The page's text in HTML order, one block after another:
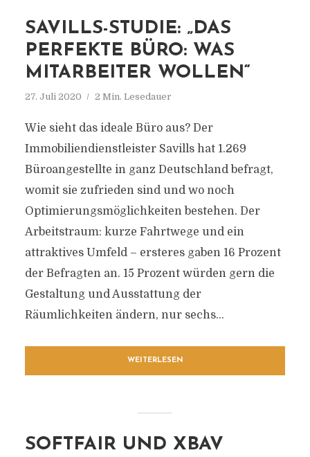
SAVILLS-STUDIE: „DAS
PERFEKTE BÜRO: WAS
MITARBEITER WOLLEN“
27. Juli 2020 2 Min. Lesedauer
Wie sieht das ideale Büro aus? Der
Immobiliendienstleister Savills hat 1.269
Büroangestellte in ganz Deutschland befragt,
womit sie zufrieden sind und wo noch
Optimierungsmöglichkeiten bestehen. Der
Arbeitstraum: kurze Fahrtwege und ein
attraktives Umfeld – ersteres gaben 16 Prozent
der Befragten an. 15 Prozent würden gern die
Gestaltung und Ausstattung der
Räumlichkeiten ändern, nur sechs...
WEITERLESEN
SOFTFAIR UND XBAV